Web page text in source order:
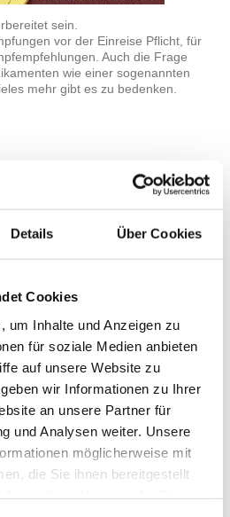
Details Über Cookies
Cookies
um Inhalte und Anzeigen zu
für soziale Medien anbieten
auf unsere Website zu
wir Informationen zu Ihrer
an unsere Partner für
und Analysen weiter. Unsere
möglicherweise mit
die Sie ihnen bereitgestellt
sein.
vor der Einreise Pflicht, für
Auch die Frage
wie einer sogenannten
mehr gibt es zu bedenken.
Beratung an. Hierzu
Termin mit dem Arzt Christoph
Fortbildungen absolviert hat
aktualisiert und für Ihre